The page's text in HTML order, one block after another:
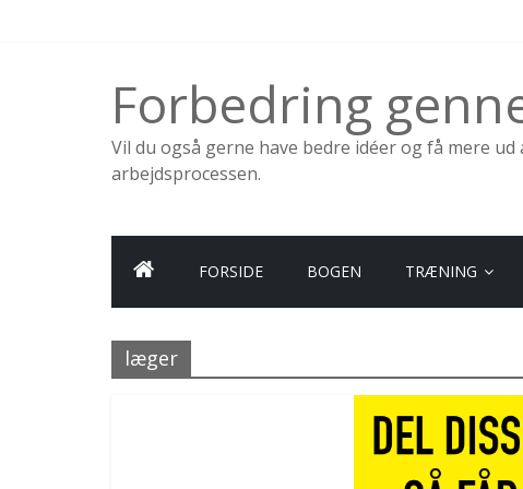
Forbedring
Vil du også gerne have bedre idéer og få mere
arbejdsprocessen.
FORSIDE BOGEN TRÆNING
læger